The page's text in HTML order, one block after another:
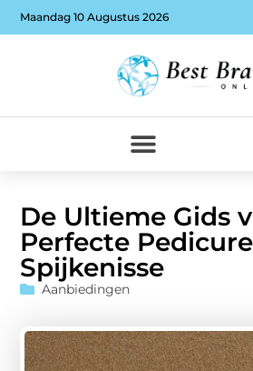
Maandag 10 Augustus 2026
De Ultieme Gids
Perfecte
Spijkenisse
Aanbiedingen